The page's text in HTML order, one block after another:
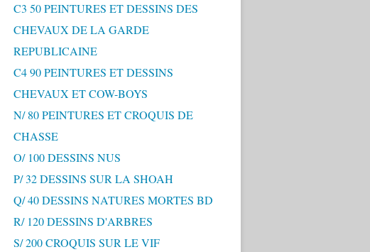
C3 50 PEINTURES ET DESSINS DES
CHEVAUX DE LA GARDE
REPUBLICAINE
C4 90 PEINTURES ET DESSINS
CHEVAUX ET COW-BOYS
N/ 80 PEINTURES ET CROQUIS DE
CHASSE
O/ 100 DESSINS NUS
P/ 32 DESSINS SUR LA SHOAH
Q/ 40 DESSINS NATURES MORTES BD
R/ 120 DESSINS D'ARBRES
S/ 200 CROQUIS SUR LE VIF